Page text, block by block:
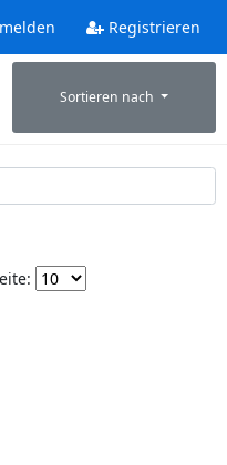
Registrieren
Sortieren nach